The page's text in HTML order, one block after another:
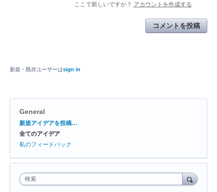
ここで新しいですか？ アカウントを作成する
コメントを投稿
新規・既存ユーザーはsign in
General
カ
テ
ゴ
新規アイデアを投稿…
全てのアイデア
私のフィードバック
検索